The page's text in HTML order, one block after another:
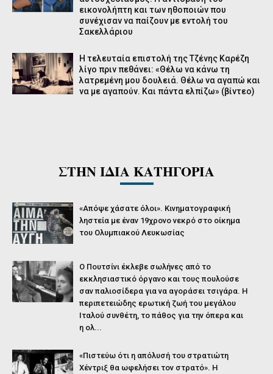
εικονολήπτη και των ηθοποιών που
συνέχισαν να παίζουν με εντολή του
Σακελλάριου
Η τελευταία επιστολή της Τζένης Καρέζη
λίγο πριν πεθάνει: «Θέλω να κάνω τη
λατρεμένη μου δουλειά. Θέλω να αγαπώ και
να με αγαπούν. Και πάντα ελπίζω» (βίντεο)
ΣΤΗΝ ΙΔΙΑ ΚΑΤΗΓΟΡΙΑ
«Απόψε χάσατε όλοι». Κινηματογραφική
ληστεία με έναν 19χρονο νεκρό στο οίκημα
του Ολυμπιακού Λευκωσίας
O Πουτσίνι έκλεβε σωλήνες από το
εκκλησιαστικό όργανο και τους πουλούσε
σαν παλιοσίδερα για να αγοράσει τσιγάρα. Η
περιπετειώδης ερωτική ζωή του μεγάλου
Ιταλού συνθέτη, το πάθος για την όπερα και
η ολ...
«Πιστεύω ότι η απόλυσή του στρατιώτη
Χέντριξ θα ωφελήσει τον στρατό». Η